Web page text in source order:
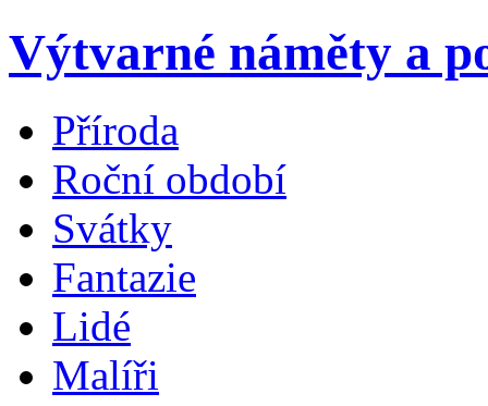
Výtvarné náměty a
Příroda
Roční období
Svátky
Fantazie
Lidé
Malíři